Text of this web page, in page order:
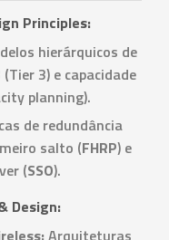
Principles:
hierárquicos de
3) e capacidade
planning).
de redundância
salto (FHRP) e
(SSO).
Design:
Arquiteturas